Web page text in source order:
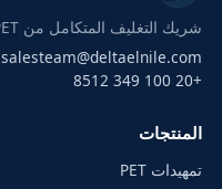
شريك التغليف المتكامل من PET في مصر — منذ 1996.
salesteam@deltaelnile.com
+20 100 349 8512
المنتجات
تمهيدات PET